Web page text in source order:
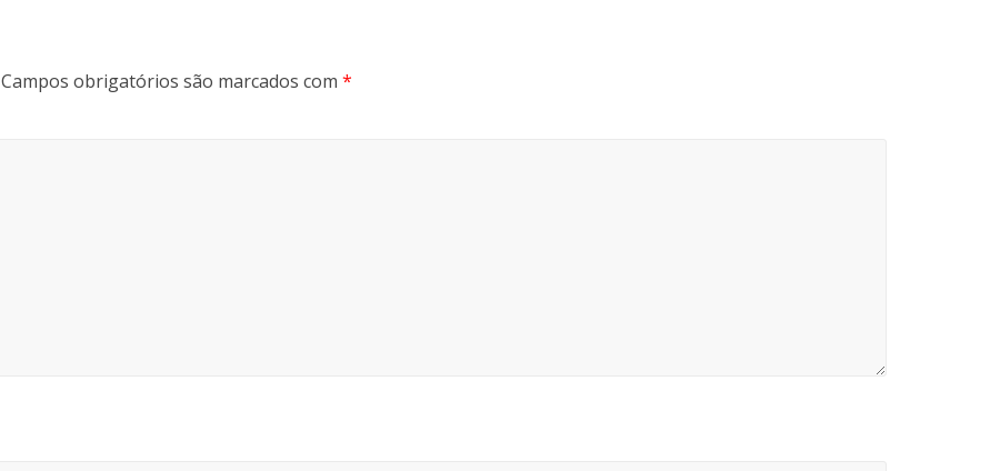
Campos obrigatórios são marcados com *